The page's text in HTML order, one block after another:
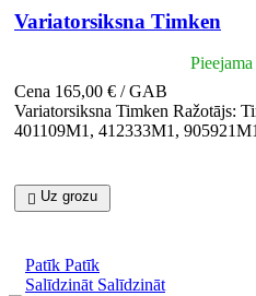
Variatorsiksna Timken
Pieejama
Cena 165,00 € / GAB
Variatorsiksna Timken Ražotājs:
401109M1, 412333M1, 905921M1
 Uz grozu
Patīk Patīk
Salīdzināt Salīdzināt